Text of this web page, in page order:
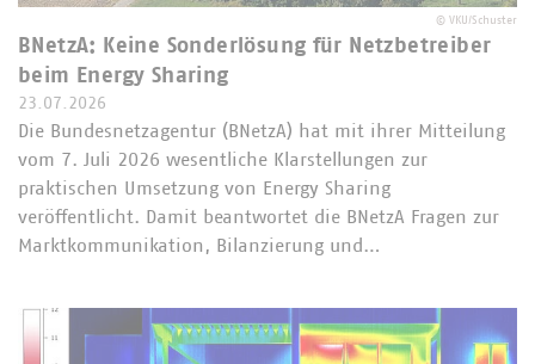
© VKU/Schuster
BNetzA: Keine Sonderlösung für Netzbetreiber
beim Energy Sharing
23.07.2026
Die Bundesnetzagentur (BNetzA) hat mit ihrer Mitteilung
vom 7. Juli 2026 wesentliche Klarstellungen zur
praktischen Umsetzung von Energy Sharing
veröffentlicht. Damit beantwortet die BNetzA Fragen zur
Marktkommunikation, Bilanzierung und…